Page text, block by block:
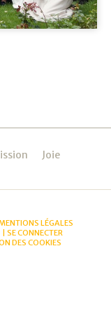
Joie
LÉGALES
SE CONNECTER
DES COOKIES